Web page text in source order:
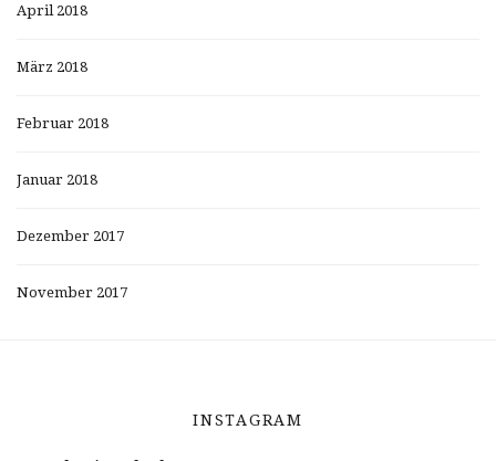
April 2018
März 2018
Februar 2018
Januar 2018
Dezember 2017
November 2017
INSTAGRAM